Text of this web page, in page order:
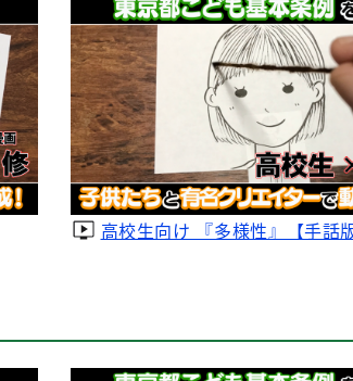
高校生向け 『多様性』【手話